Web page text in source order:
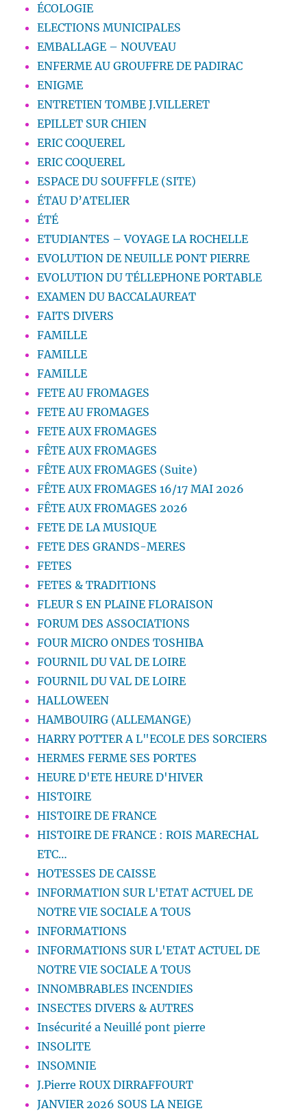
ÉCOLOGIE
ELECTIONS MUNICIPALES
EMBALLAGE – NOUVEAU
ENFERME AU GROUFFRE DE PADIRAC
ENIGME
ENTRETIEN TOMBE J.VILLERET
EPILLET SUR CHIEN
ERIC COQUEREL
ERIC COQUEREL
ESPACE DU SOUFFFLE (SITE)
ÉTAU D’ATELIER
ÉTÉ
ETUDIANTES – VOYAGE LA ROCHELLE
EVOLUTION DE NEUILLE PONT PIERRE
EVOLUTION DU TÉLLEPHONE PORTABLE
EXAMEN DU BACCALAUREAT
FAITS DIVERS
FAMILLE
FAMILLE
FAMILLE
FETE AU FROMAGES
FETE AU FROMAGES
FETE AUX FROMAGES
FÊTE AUX FROMAGES
FÊTE AUX FROMAGES (Suite)
FÊTE AUX FROMAGES 16/17 MAI 2026
FÊTE AUX FROMAGES 2026
FETE DE LA MUSIQUE
FETE DES GRANDS-MERES
FETES
FETES & TRADITIONS
FLEUR S EN PLAINE FLORAISON
FORUM DES ASSOCIATIONS
FOUR MICRO ONDES TOSHIBA
FOURNIL DU VAL DE LOIRE
FOURNIL DU VAL DE LOIRE
HALLOWEEN
HAMBOUIRG (ALLEMANGE)
HARRY POTTER A L"ECOLE DES SORCIERS
HERMES FERME SES PORTES
HEURE D'ETE HEURE D'HIVER
HISTOIRE
HISTOIRE DE FRANCE
HISTOIRE DE FRANCE : ROIS MARECHAL
ETC…
HOTESSES DE CAISSE
INFORMATION SUR L'ETAT ACTUEL DE
NOTRE VIE SOCIALE A TOUS
INFORMATIONS
INFORMATIONS SUR L'ETAT ACTUEL DE
NOTRE VIE SOCIALE A TOUS
INNOMBRABLES INCENDIES
INSECTES DIVERS & AUTRES
Insécurité a Neuillé pont pierre
INSOLITE
INSOMNIE
J.Pierre ROUX DIRRAFFOURT
JANVIER 2026 SOUS LA NEIGE